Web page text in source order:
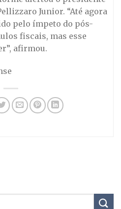
Junior. “Até agora
pelo ímpeto do pós-
fiscais, mas esse
afirmou.